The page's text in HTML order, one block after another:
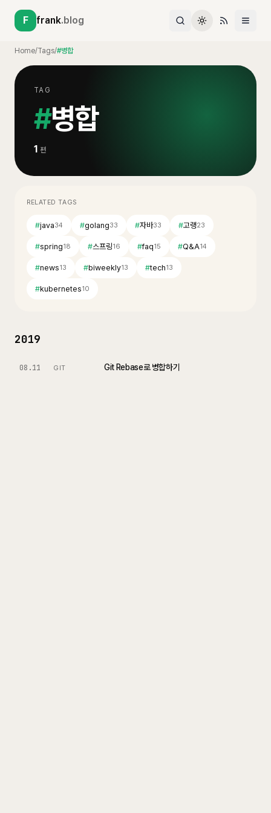
F frank.blog
Home/Tags/#병합
TAG
#병합
1 편
RELATED TAGS
#java34 #golang33 #자바33 #고랭23
#spring18 #스프링16 #faq15 #Q&A14
#news13 #biweekly13 #tech13
#kubernetes10
2019
08.11 GIT Git Rebase로 병합하기